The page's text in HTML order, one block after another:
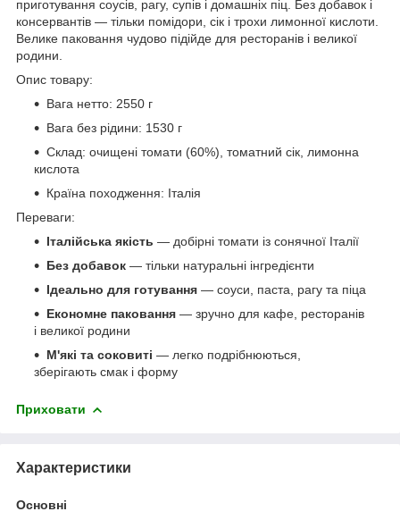
приготування соусів, рагу, супів і домашніх піц. Без добавок і
консервантів — тільки помідори, сік і трохи лимонної кислоти.
Велике паковання чудово підійде для ресторанів і великої
родини.
Опис товару:
Вага нетто: 2550 г
Вага без рідини: 1530 г
Склад: очищені томати (60%), томатний сік, лимонна
кислота
Країна походження: Італія
Переваги:
Італійська якість — добірні томати із сонячної Італії
Без добавок — тільки натуральні інгредієнти
Ідеально для готування — соуси, паста, рагу та піца
Економне паковання — зручно для кафе, ресторанів
і великої родини
М'які та соковиті — легко подрібнюються,
зберігають смак і форму
Приховати
Характеристики
Основні